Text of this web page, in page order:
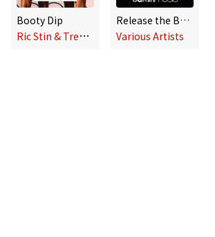
Booty Dip
R
ic Stin & Treyy G
Release the Beast 1
Various Artists